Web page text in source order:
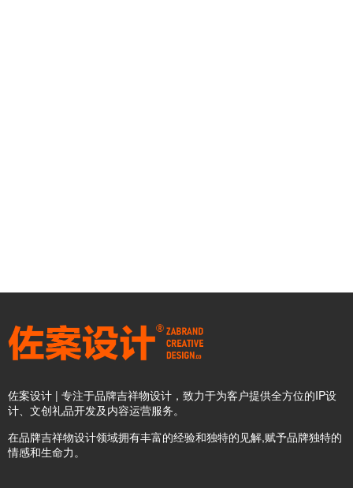
佐案设计 | 专注于品牌吉祥物设计，致力于为客户提供全方位的IP设
计、文创礼品开发及内容运营服务。
在品牌吉祥物设计领域拥有丰富的经验和独特的见解,赋予品牌独特的
情感和生命力。